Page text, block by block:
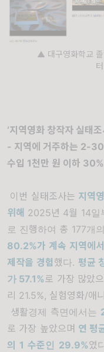
▲ 대구영화학교
‘지역영화 창작자 실태
- 지역에 거주하는 2-30
수입 1천만 원 이하 30%
이번 실태조사는 지역
위해 2025년 4월 14일
로 진행하여 총 177개
80.2%가 계속 지역에
제작을 경험 했다. 평균
가 57.1%로 가장 많았
리 21.5%, 실험영화/애
생활경제 측면에서는
로 가장 높았으며 연 평
의 1 수준인 29.9%였